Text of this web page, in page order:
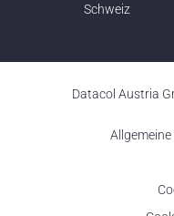
Schweiz
Datacol Austria